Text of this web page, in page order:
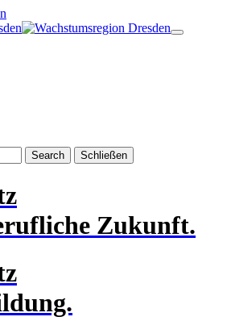
Search Schließen
Zukunft.